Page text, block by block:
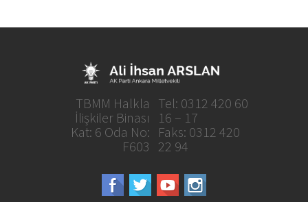
Tel: 0312 420 60
16 – 17
Faks: 0312 420
22 94
TBMM Halkla
İlişkiler Binası
Kat: 6 Oda No:
F603